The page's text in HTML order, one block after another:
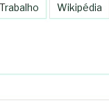
Trabalho Wikipédia